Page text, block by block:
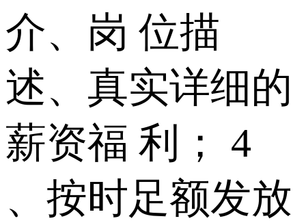
介、岗 位描
述、真实详细的
薪资福 利； 4
、按时足额发放